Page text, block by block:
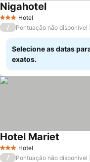
3 EstrelasHotel
NigahotelVer preços
/ Pontuação não disponível
Selecione as datas
exatos.
3 EstrelasHotel
Hotel Mariet
/ Pontuação não disponível